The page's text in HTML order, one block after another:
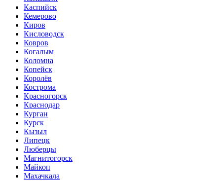
Каспийск
Кемерово
Киров
Кисловодск
Ковров
Когалым
Коломна
Копейск
Королёв
Кострома
Красногорск
Краснодар
Курган
Курск
Кызыл
Липецк
Люберцы
Магнитогорск
Майкоп
Махачкала